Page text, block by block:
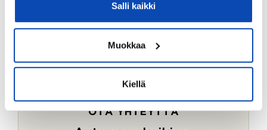
Salli kaikki
Muokkaa
Kiellä
OTA YHTEYTTÄ